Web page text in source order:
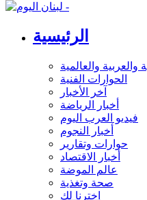
الرئيسية
والعربية والعالمية
الحوارات الفنية
آخر الأخبار
أخبار الرياضة
فيديو العرب اليوم
أخبار النجوم
حوارات وتقارير
أخبار الاقتصاد
عالم الموضة
صحة وتغذية
اخترنا لك